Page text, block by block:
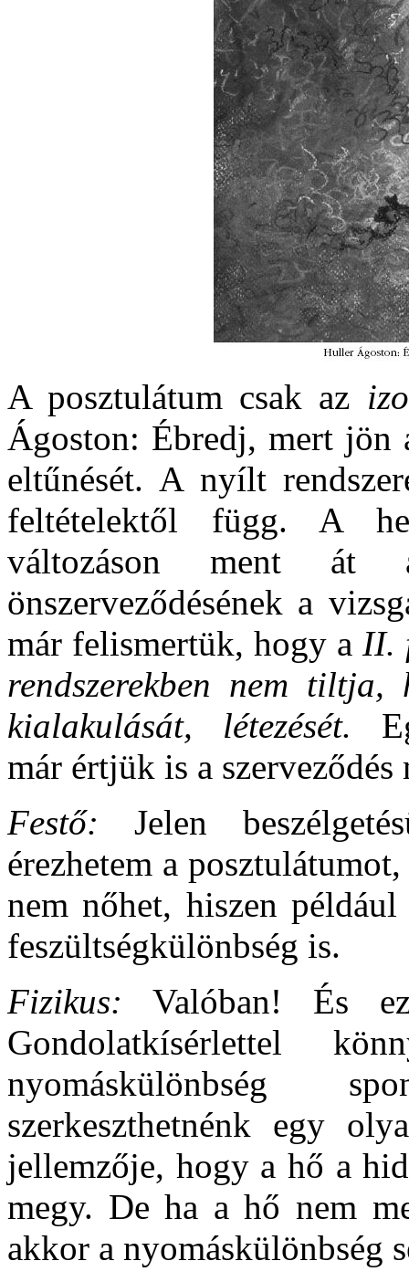
A posztulátum csak az
Ágoston: Ébredj, mert jön
eltűnését. A nyílt
feltételektől függ. A
változáson ment át
önszerveződésének a
már felismertük, hogy a II.
rendszerekben nem tiltja,
kialakulását, létezését.
már értjük is a szerveződés
Festő: Jelen
érezhetem a
nem nőhet, hiszen
feszültségkülönbség is.
Fizikus: Valóban! És
Gondolatkísérlettel
nyomáskülönbség
szerkeszthetnénk egy
jellemzője, hogy a hő a
megy. De ha a hő nem
akkor a nyomáskülönbség